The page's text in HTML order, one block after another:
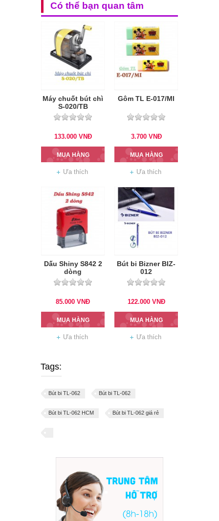
Có thể bạn quan tâm
Máy chuốt bút chì
S-020/TB
133.000 VNĐ
MUA HÀNG
Ưa thích
Gôm TL E-017/MI
3.700 VNĐ
MUA HÀNG
Ưa thích
Dấu Shiny S842 2
dòng
85.000 VNĐ
MUA HÀNG
Ưa thích
Bút bi Bizner BIZ-
012
122.000 VNĐ
MUA HÀNG
Ưa thích
Tags:
Bút bi TL-062 Bút bi TL-062
Bút bi TL-062 HCM Bút bi TL-062 giá rẻ